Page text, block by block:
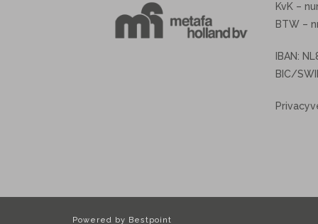
KvK –
BTW –
IBAN:
BIC/
Powered by Bestpoint